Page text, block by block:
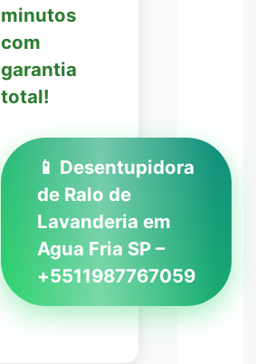
minutos
com
garantia
total!
📱 Desentupidora
de Ralo de
Lavanderia em
Agua Fria SP –
+5511987767059